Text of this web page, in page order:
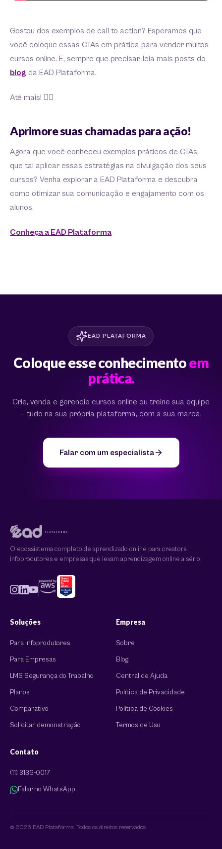
Gostou dos exemplos de call to action? Esperamos que
você coloque essas CTAs em prática para vender muitos
cursos online. E, sempre que precisar, leia mais posts do
blog da EAD Plataforma.
Até mais! 🙋‍♀️
Aprimore suas chamadas para ação!
Agora que você conheceu exemplos práticos de CTAs,
que tal aplicar essas estratégias na divulgação dos seus
cursos? Venha explorar a EAD Plataforma e descubra
como otimizar sua comunicação e engajamento com os
alunos.
Conheça a EAD Plataforma
EAD PLATAFORMA
Coloque esse conhecimentoem
prática.
Crie, venda e gerencie cursos online ou treine sua equipe
— tudo na sua própria plataforma, com a sua marca.
Falar com um especialista
O ecossistema completo de aprendizado online para creators,
infoprodutores e empresas que levam aprendizagem online a sério.
Soluções
Para Infoprodutores
Para Empresas
LMS Segurança do Trabalho
Planos
Comparativo
Solicitar demonstração
Empresa
Sobre
Blog
Central de Ajuda
Política de Privacidade
Política de Cookies
Termos de Uso
Contato
(11) 3136-0017
Falar no WhatsApp
© 2026 EAD Plataforma. Todos os direitos reservados.